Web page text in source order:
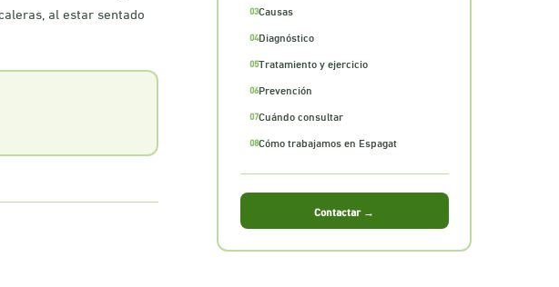
al estar sentado
03Causas
04Diagnóstico
05Tratamiento y ejercicio
06Prevención
07Cuándo consultar
08Cómo trabajamos en Espagat
Contactar →